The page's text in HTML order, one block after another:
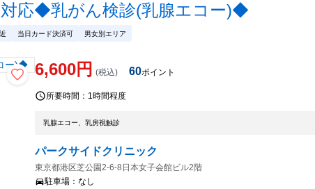
応◆乳がん検診(乳腺エコー)◆
当日カード決済可 男女別エリア
6,600円 (税込) 60ポイント
所要時間： 1時間程度
乳腺エコー、乳房視触診
パークサイドクリニック
東京都港区芝公園2-6-8日本女子会館ビル2階
駐車場：なし